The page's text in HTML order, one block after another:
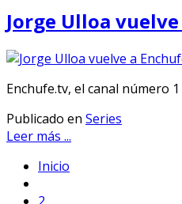
Jorge Ulloa
Enchufe.tv, el canal número
Publicado en Series
Leer más ...
Inicio
2